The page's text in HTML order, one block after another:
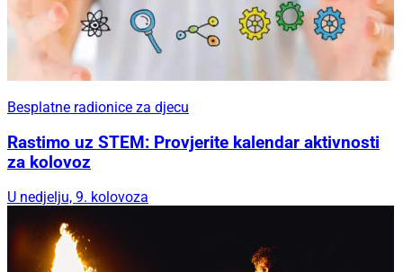
Besplatne radionice za djecu
Rastimo uz STEM: Provjerite kalendar aktivnosti
za kolovoz
U nedjelju, 9. kolovoza